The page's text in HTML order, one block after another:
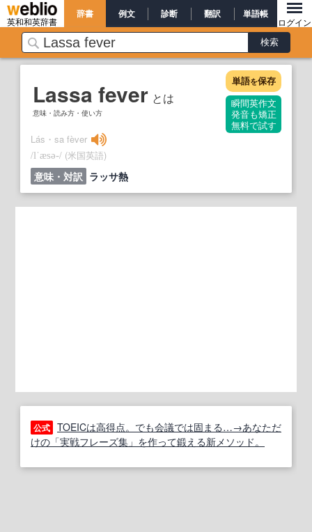
英和和英辞書
辞書 例文 診断 翻訳 単語帳
ログイン
Lassa fever とは
意味・読み方・使い方
単語を保存
瞬間英作文
発音も矯正
無料で試す
Lás・sa fèver
/lˈæsə‐/ (米国英語)
意味・対訳 ラッサ熱
公式 TOEICは高得点。でも会議では固まる…→あなただ
けの「実戦フレーズ集」を作って鍛える新メソッド。